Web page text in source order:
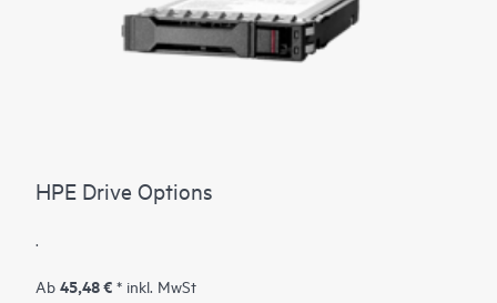
HPE Drive Options
.
Ab 45,48 € * inkl. MwSt